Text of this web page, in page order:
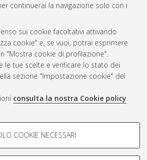
continuerai la navigazione solo con i
sui cookie facoltativi attivando
cookie" e, se vuoi, potrai esprimere
"Mostra cookie di profilazione".
le tue scelte e verificare lo stato dei
sezione "Impostazione cookie" del
consulta la nostra Cookie policy.
-
per analizzare le caratteristiche della
COOKIE NECESSARI
sito